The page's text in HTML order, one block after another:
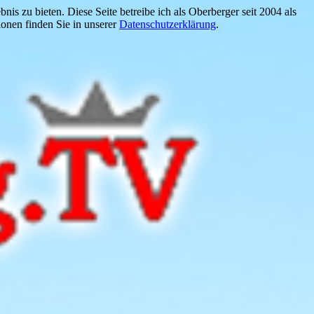
zu bieten. Diese Seite betreibe ich als Oberberger seit 2004 als
finden Sie in unsererDatenschutzerklärung.